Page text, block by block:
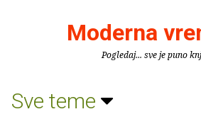
Moderna
Pogledaj... sve je puno
Sve teme